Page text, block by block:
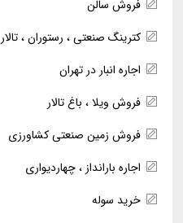
فروش سالن
کترینگ صنعتی ، رستوران ، تالار
اجاره انبار در تهران
فروش ویلا ، باغ تالار
فروش زمین صنعتی کشاورزی
اجاره بارانداز ، چهاردیواری
خرید سوله